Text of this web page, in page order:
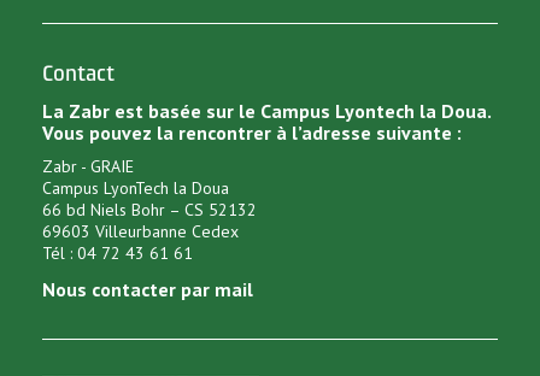
Contact
La Zabr est basée sur le Campus Lyontech la Doua.
Vous pouvez la rencontrer à l’adresse suivante :
Zabr - GRAIE
Campus LyonTech la Doua
66 bd Niels Bohr – CS 52132
69603 Villeurbanne Cedex
Tél : 04 72 43 61 61
Nous contacter par mail